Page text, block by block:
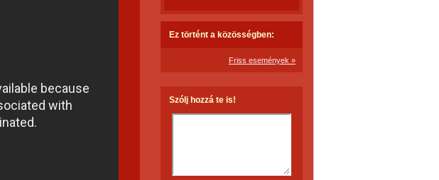
Ez történt a közösségben:
Friss események »
Szólj hozzá te is!